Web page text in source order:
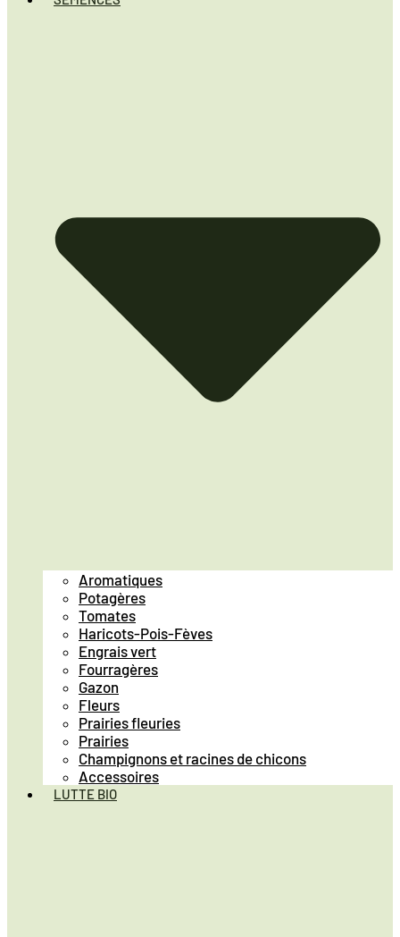
Aromatiques
Potagères
Tomates
Haricots-Pois-Fèves
Engrais vert
Fourragères
Gazon
Fleurs
Prairies fleuries
Prairies
Champignons et racines de chicons
Accessoires
LUTTE BIO